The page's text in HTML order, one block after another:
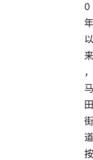
0
年
以
来
，
马
田
街
道
按